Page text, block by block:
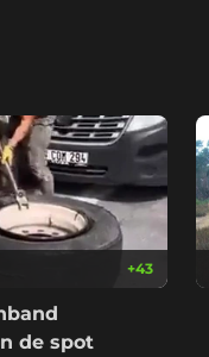
+43
de spot